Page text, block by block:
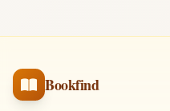
Bookfind